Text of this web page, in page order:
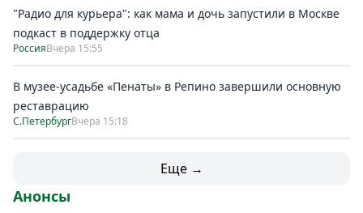
"Радио для курьера": как мама и дочь запустили в Москве
подкаст в поддержку отца
РоссияВчера 15:55
В музее-усадьбе «Пенаты» в Репино завершили основную
реставрацию
С.ПетербургВчера 15:18
Еще →
Анонсы